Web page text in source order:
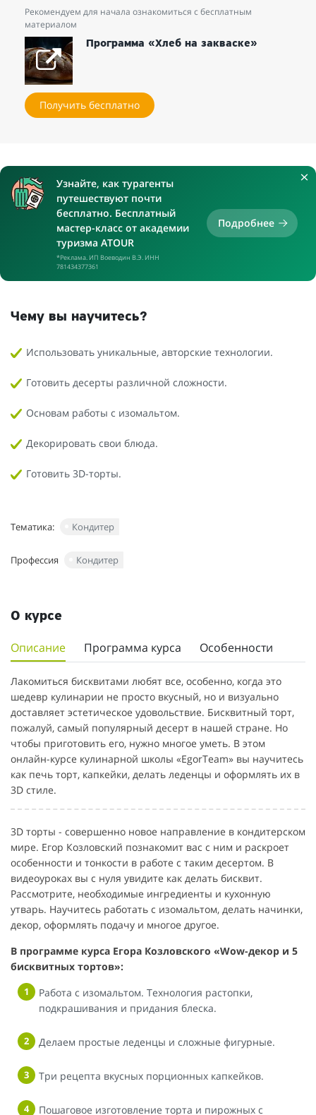
Рекомендуем для начала ознакомиться с бесплатным
материалом
Программа «Хлеб на закваске»
Получить бесплатно
Узнайте, как турагенты
путешествуют почти
бесплатно. Бесплатный
мастер-класс от академии
туризма ATOUR
*Реклама. ИП Воеводин В.Э. ИНН
781434377361
Подробнее
Чему вы научитесь?
Использовать уникальные, авторские технологии.
Готовить десерты различной сложности.
Основам работы с изомальтом.
Декорировать свои блюда.
Готовить 3D-торты.
Тематика: Кондитер
Профессия Кондитер
О курсе
Описание Программа курса Особенности
Лакомиться бисквитами любят все, особенно, когда это
шедевр кулинарии не просто вкусный, но и визуально
доставляет эстетическое удовольствие. Бисквитный торт,
пожалуй, самый популярный десерт в нашей стране. Но
чтобы приготовить его, нужно многое уметь. В этом
онлайн-курсе кулинарной школы «EgorTeam» вы научитесь
как печь торт, капкейки, делать леденцы и оформлять их в
3D стиле.
3D торты - совершенно новое направление в кондитерском
мире. Егор Козловский познакомит вас с ним и раскроет
особенности и тонкости в работе с таким десертом. В
видеоуроках вы с нуля увидите как делать бисквит.
Рассмотрите, необходимые ингредиенты и кухонную
утварь. Научитесь работать с изомальтом, делать начинки,
декор, оформлять подачу и многое другое.
В программе курса Егора Козловского «Wow-декор и 5
бисквитных тортов»:
Работа с изомальтом. Технология растопки,
подкрашивания и придания блеска.
Делаем простые леденцы и сложные фигурные.
Три рецепта вкусных порционных капкейков.
Пошаговое изготовление торта и пирожных с